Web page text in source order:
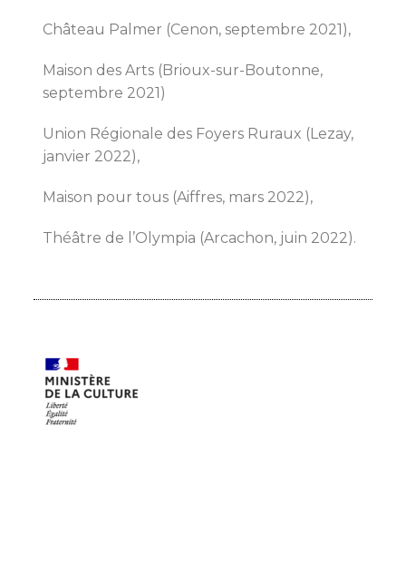
Château Palmer (Cenon, septembre 2021),
Maison des Arts (Brioux-sur-Boutonne,
septembre 2021)
Union Régionale des Foyers Ruraux (Lezay,
janvier 2022),
Maison pour tous (Aiffres, mars 2022),
Théâtre de l’Olympia (Arcachon, juin 2022).